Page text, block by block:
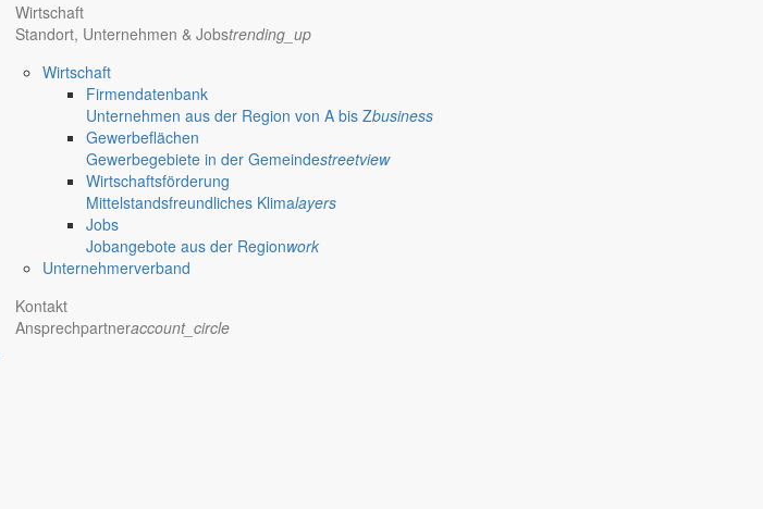
Wirtschaft
Standort, Unternehmen & Jobstrending_up
Wirtschaft
Firmendatenbank
Unternehmen aus der Region von A bis Zbusiness
Gewerbeflächen
Gewerbegebiete in der Gemeindestreetview
Wirtschaftsförderung
Mittelstandsfreundliches Klimalayers
Jobs
Jobangebote aus der Regionwork
Unternehmerverband
Kontakt
Ansprechpartneraccount_circle